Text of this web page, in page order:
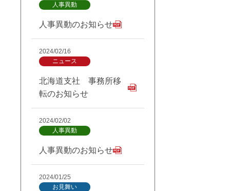
人事異動
人事異動のお知らせ
2024/02/16
ニュース
北海道支社 事務所移
転のお知らせ
2024/02/02
人事異動
人事異動のお知らせ
2024/01/25
お見舞い